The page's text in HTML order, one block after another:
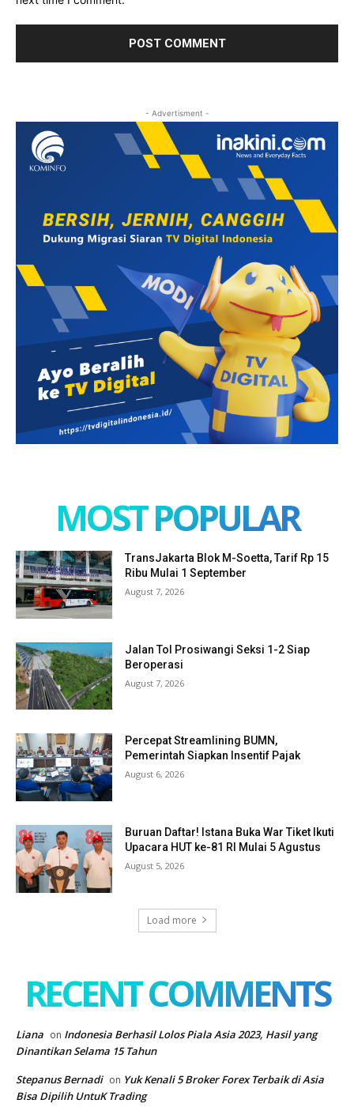
- Advertisment -
MOST POPULAR
TransJakarta Blok M-Soetta, Tarif Rp 15
Ribu Mulai 1 September
August 7, 2026
Jalan Tol Prosiwangi Seksi 1-2 Siap
Beroperasi
August 7, 2026
Percepat Streamlining BUMN,
Pemerintah Siapkan Insentif Pajak
August 6, 2026
Buruan Daftar! Istana Buka War Tiket Ikuti
Upacara HUT ke-81 RI Mulai 5 Agustus
August 5, 2026
Load more
RECENT COMMENTS
Liana on Indonesia Berhasil Lolos Piala Asia 2023, Hasil yang
Dinantikan Selama 15 Tahun
Stepanus Bernadi on Yuk Kenali 5 Broker Forex Terbaik di Asia
Bisa Dipilih UntuK Trading